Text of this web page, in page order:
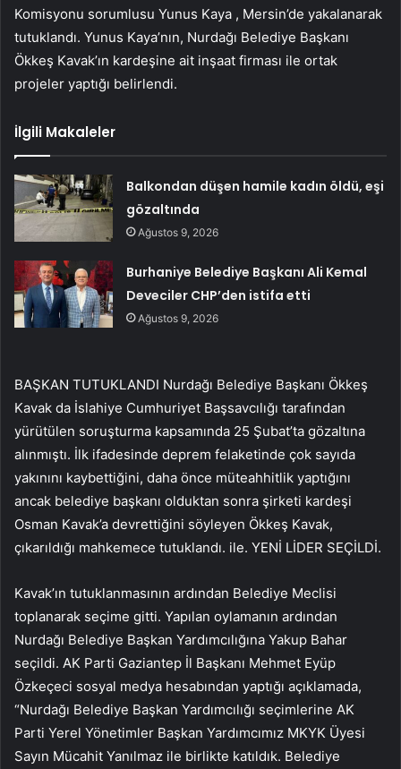
Komisyonu sorumlusu Yunus Kaya , Mersin’de yakalanarak
tutuklandı. Yunus Kaya’nın, Nurdağı Belediye Başkanı
Ökkeş Kavak’ın kardeşine ait inşaat firması ile ortak
projeler yaptığı belirlendi.
İlgili Makaleler
Balkondan düşen hamile kadın öldü, eşi
gözaltında
Ağustos 9, 2026
Burhaniye Belediye Başkanı Ali Kemal
Deveciler CHP’den istifa etti
Ağustos 9, 2026
BAŞKAN TUTUKLANDI Nurdağı Belediye Başkanı Ökkeş
Kavak da İslahiye Cumhuriyet Başsavcılığı tarafından
yürütülen soruşturma kapsamında 25 Şubat’ta gözaltına
alınmıştı. İlk ifadesinde deprem felaketinde çok sayıda
yakınını kaybettiğini, daha önce müteahhitlik yaptığını
ancak belediye başkanı olduktan sonra şirketi kardeşi
Osman Kavak’a devrettiğini söyleyen Ökkeş Kavak,
çıkarıldığı mahkemece tutuklandı. ile. YENİ LİDER SEÇİLDİ.
Kavak’ın tutuklanmasının ardından Belediye Meclisi
toplanarak seçime gitti. Yapılan oylamanın ardından
Nurdağı Belediye Başkan Yardımcılığına Yakup Bahar
seçildi. AK Parti Gaziantep İl Başkanı Mehmet Eyüp
Özkeçeci sosyal medya hesabından yaptığı açıklamada,
“Nurdağı Belediye Başkan Yardımcılığı seçimlerine AK
Parti Yerel Yönetimler Başkan Yardımcımız MKYK Üyesi
Sayın Mücahit Yanılmaz ile birlikte katıldık. Belediye